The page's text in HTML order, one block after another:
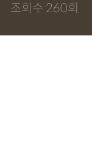
조회수 260회